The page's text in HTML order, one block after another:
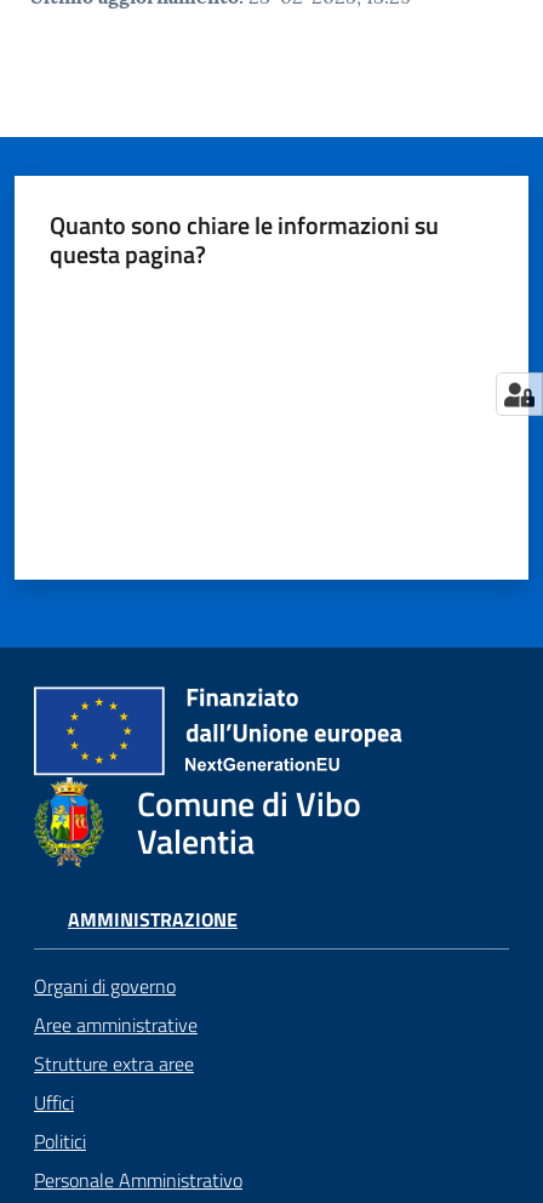
Quanto sono chiare le informazioni su
questa pagina?
Comune di Vibo
Valentia
AMMINISTRAZIONE
Organi di governo
Aree amministrative
Strutture extra aree
Uffici
Politici
Personale Amministrativo